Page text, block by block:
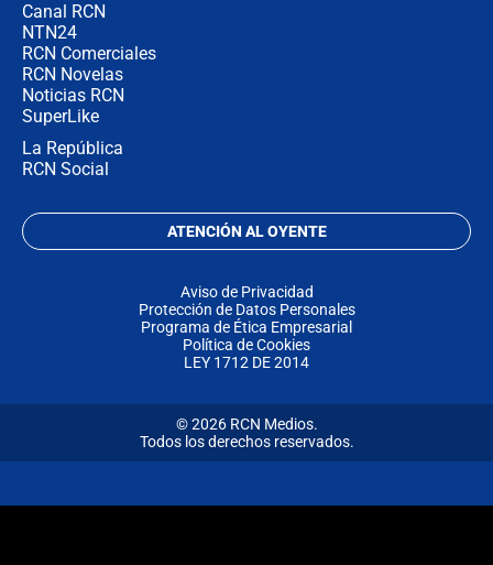
Canal RCN
NTN24
RCN Comerciales
RCN Novelas
Noticias RCN
SuperLike
La República
RCN Social
ATENCIÓN AL OYENTE
Aviso de Privacidad
Protección de Datos Personales
Programa de Ética Empresarial
Política de Cookies
LEY 1712 DE 2014
© 2026 RCN Medios.
Todos los derechos reservados.